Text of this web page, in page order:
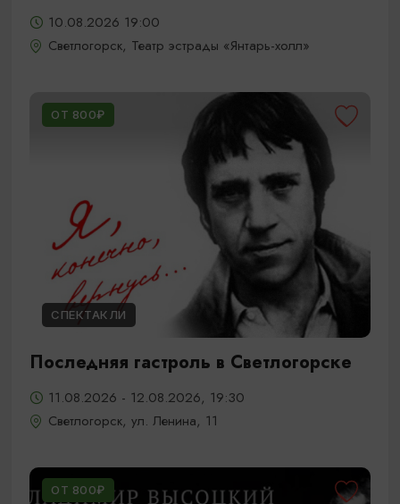
10.08.2026 19:00
Светлогорск, Театр эстрады «Янтарь-холл»
ОТ 800₽
СПЕКТАКЛИ
Последняя гастроль в Светлогорске
11.08.2026 - 12.08.2026, 19:30
Светлогорск, ул. Ленина, 11
ОТ 800₽